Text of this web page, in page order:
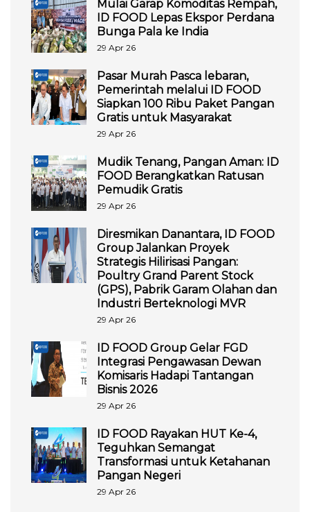
Mulai Garap Komoditas Rempah,
ID FOOD Lepas Ekspor Perdana
Bunga Pala ke India
29 Apr 26
Pasar Murah Pasca lebaran,
Pemerintah melalui ID FOOD
Siapkan 100 Ribu Paket Pangan
Gratis untuk Masyarakat
29 Apr 26
Mudik Tenang, Pangan Aman: ID
FOOD Berangkatkan Ratusan
Pemudik Gratis
29 Apr 26
Diresmikan Danantara, ID FOOD
Group Jalankan Proyek
Strategis Hilirisasi Pangan:
Poultry Grand Parent Stock
(GPS), Pabrik Garam Olahan dan
Industri Berteknologi MVR
29 Apr 26
ID FOOD Group Gelar FGD
Integrasi Pengawasan Dewan
Komisaris Hadapi Tantangan
Bisnis 2026
29 Apr 26
ID FOOD Rayakan HUT Ke-4,
Teguhkan Semangat
Transformasi untuk Ketahanan
Pangan Negeri
29 Apr 26